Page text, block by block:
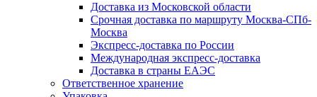
Доставка из Московской области
Срочная доставка по маршруту Москва-СПб-
Москва
Экспресс-доставка по России
Международная экспресс-доставка
Доставка в страны ЕАЭС
Ответственное хранение